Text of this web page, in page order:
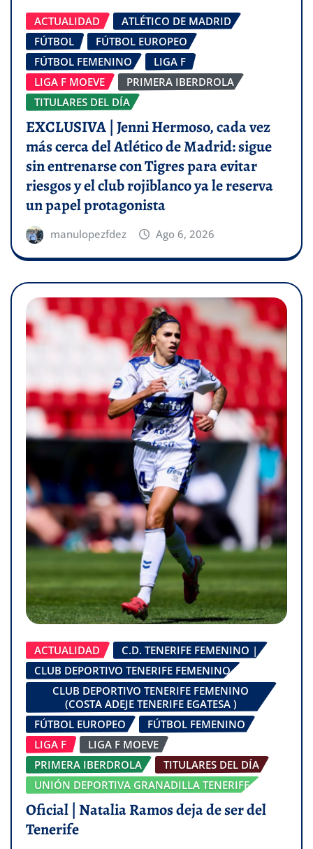
ACTUALIDAD
ATLÉTICO DE MADRID
FÚTBOL
FÚTBOL EUROPEO
FÚTBOL FEMENINO
LIGA F
LIGA F MOEVE
PRIMERA IBERDROLA
TITULARES DEL DÍA
EXCLUSIVA | Jenni Hermoso, cada vez
más cerca del Atlético de Madrid: sigue
sin entrenarse con Tigres para evitar
riesgos y el club rojiblanco ya le reserva
un papel protagonista
manulopezfdez Ago 6, 2026
ACTUALIDAD
C.D. TENERIFE FEMENINO |
CLUB DEPORTIVO TENERIFE FEMENINO
CLUB DEPORTIVO TENERIFE FEMENINO
(COSTA ADEJE TENERIFE EGATESA )
FÚTBOL EUROPEO
FÚTBOL FEMENINO
LIGA F
LIGA F MOEVE
PRIMERA IBERDROLA
TITULARES DEL DÍA
UNIÓN DEPORTIVA GRANADILLA TENERIFE
Oficial | Natalia Ramos deja de ser del
Tenerife